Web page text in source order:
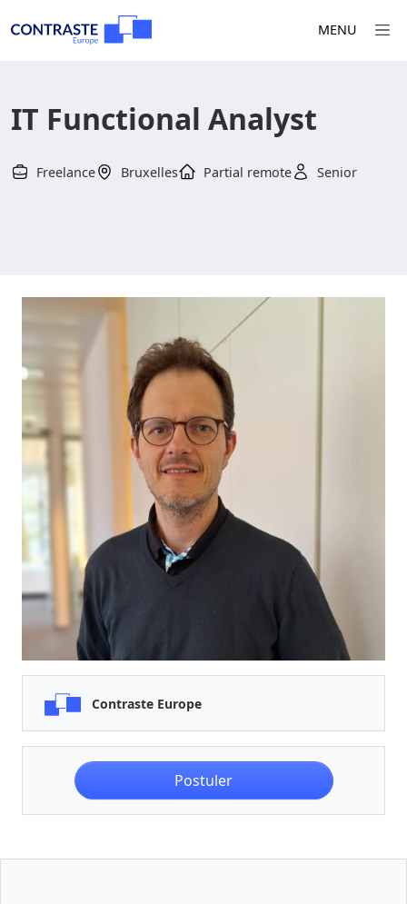
MENU
IT Functional Analyst
Freelance Bruxelles Partial remote Senior
Contraste Europe
Postuler